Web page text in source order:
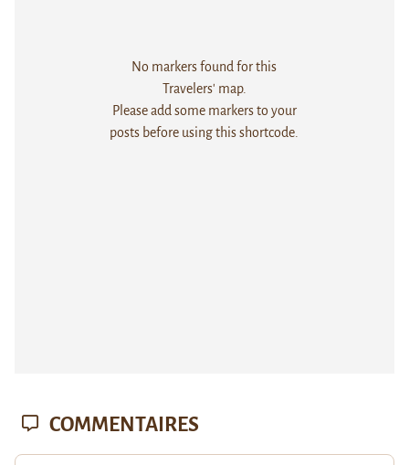
No markers found for this
Travelers' map.
Please add some markers to your
posts before using this shortcode.
COMMENTAIRES